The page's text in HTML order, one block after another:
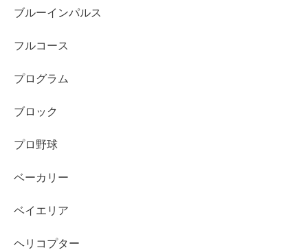
ブルーインパルス
フルコース
プログラム
ブロック
プロ野球
ベーカリー
ベイエリア
ヘリコプター